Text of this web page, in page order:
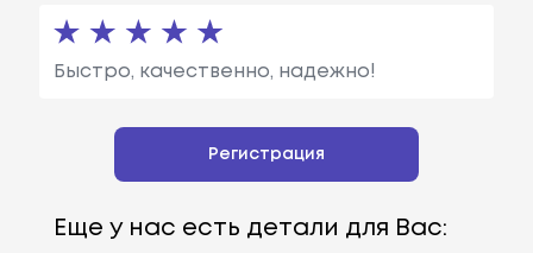
Быстро, качественно, надежно!
Регистрация
Еще у нас есть детали для Вас: